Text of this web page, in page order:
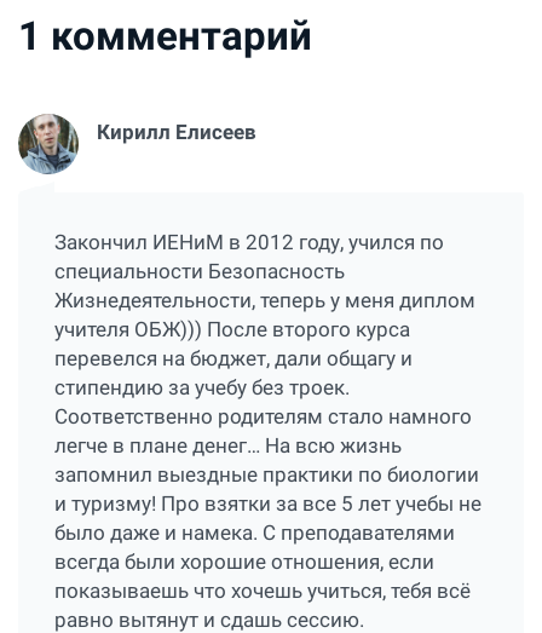
1 комментарий
Кирилл Елисеев
Закончил ИЕНиМ в 2012 году, учился по
специальности Безопасность
Жизнедеятельности, теперь у меня диплом
учителя ОБЖ))) После второго курса
перевелся на бюджет, дали общагу и
стипендию за учебу без троек.
Соответственно родителям стало намного
легче в плане денег… На всю жизнь
запомнил выездные практики по биологии
и туризму! Про взятки за все 5 лет учебы не
было даже и намека. С преподавателями
всегда были хорошие отношения, если
показываешь что хочешь учиться, тебя всё
равно вытянут и сдашь сессию.